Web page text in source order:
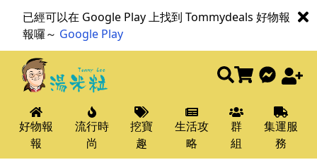
已經可以在 Google Play 上找到 Tommydeals 好物報
報囉～ Google Play
好物報
報
流行時
尚
挖寶
趣
生活攻
略
群
組
集運服
務